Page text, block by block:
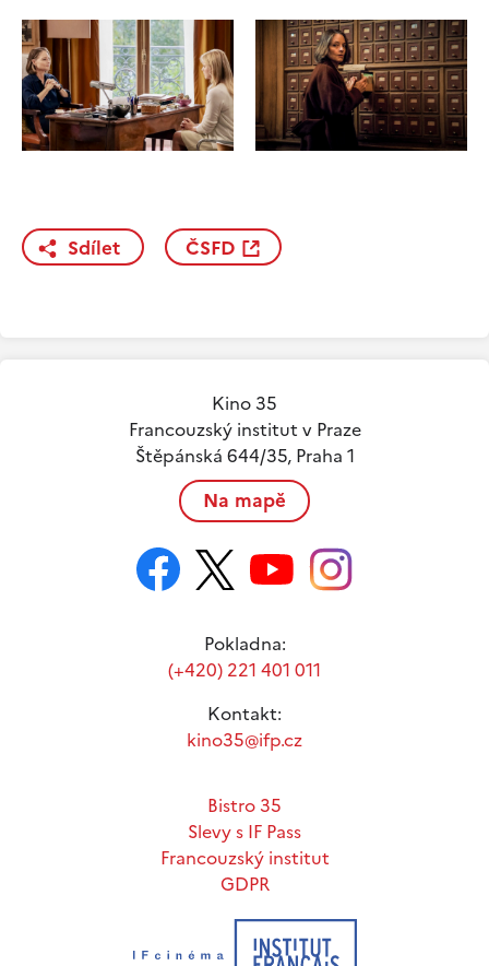
Sdílet ČSFD
Kino 35
Francouzský institut v Praze
Štěpánská 644/35, Praha 1
Na mapě
Pokladna:
(+420) 221 401 011
Kontakt:
kino35@ifp.cz
Bistro 35
Slevy s IF Pass
Francouzský institut
GDPR